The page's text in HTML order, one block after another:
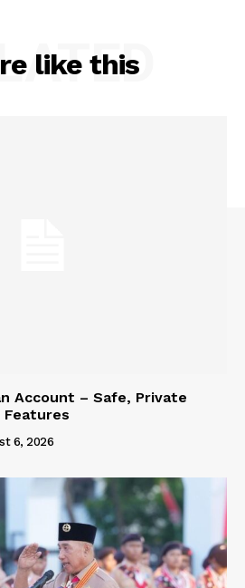
like this
Account – Safe, Private
Features
6, 2026